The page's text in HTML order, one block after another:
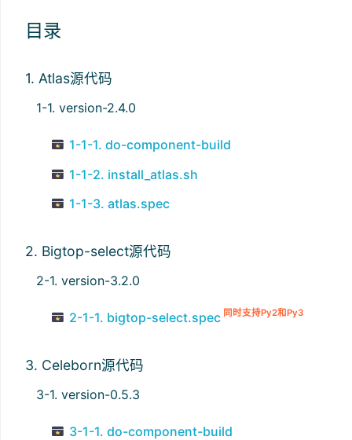
目录
1. Atlas源代码
1-1. version-2.4.0
1-1-1. do-component-build
1-1-2. install_atlas.sh
1-1-3. atlas.spec
2. Bigtop-select源代码
2-1. version-3.2.0
2-1-1. bigtop-select.spec 同时支持Py2和Py3
3. Celeborn源代码
3-1. version-0.5.3
3-1-1. do-component-build